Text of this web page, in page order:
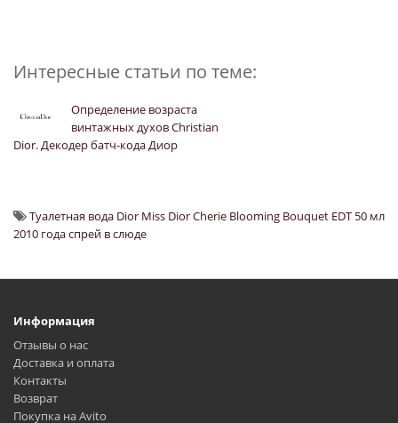
Интересные статьи по теме:
Определение возраста
винтажных духов Christian
Dior. Декодер батч-кода Диор
Туалетная вода Dior Miss Dior Cherie Blooming Bouquet EDT 50 мл
2010 года спрей в слюде
Информация
Отзывы о нас
Доставка и оплата
Контакты
Возврат
Покупка на Avito